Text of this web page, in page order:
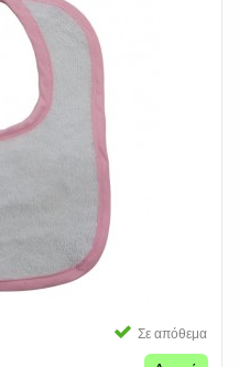
Σε απόθεμα